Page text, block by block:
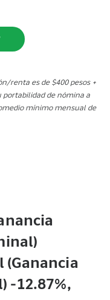
renta es de $400 pesos +
portabilidad de nómina a
mínimo mensual de
(Ganancia
-12.87%,